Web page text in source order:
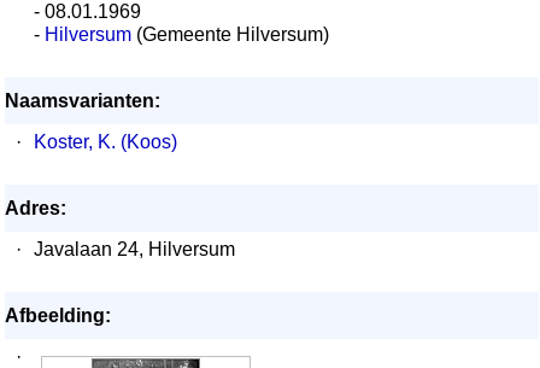
- 08.01.1969
- Hilversum (Gemeente Hilversum)
Naamsvarianten:
·
Koster, K. (Koos)
Adres:
·
Javalaan 24, Hilversum
Afbeelding:
·